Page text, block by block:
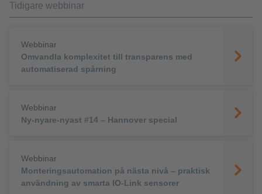
Tidigare webbinar
Webbinar
Omvandla komplexitet till transparens med
automatiserad spårning
Webbinar
Ny‑nyare‑nyast #14 – Hannover special
Webbinar
Monteringsautomation på nästa nivå – praktisk
användning av smarta IO-Link sensorer